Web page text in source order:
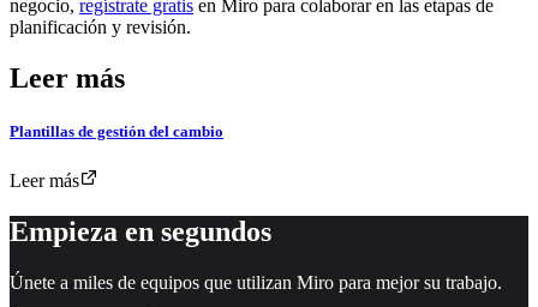
negocio, regístrate gratis en Miro para colaborar en las etapas de
planificación y revisión.
Leer más
Plantillas de gestión del cambio
Leer más
Empieza en segundos
Únete a miles de equipos que utilizan Miro para mejor su trabajo.